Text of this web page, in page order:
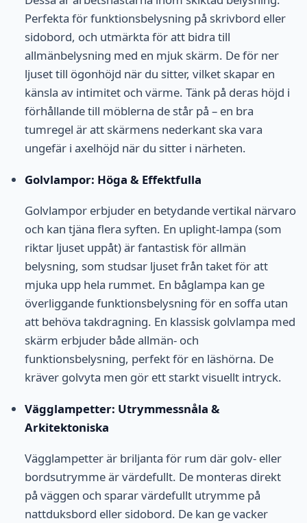
Perfekta för funktionsbelysning på skrivbord eller
sidobord, och utmärkta för att bidra till
allmänbelysning med en mjuk skärm. De för ner
ljuset till ögonhöjd när du sitter, vilket skapar en
känsla av intimitet och värme. Tänk på deras höjd i
förhållande till möblerna de står på – en bra
tumregel är att skärmens nederkant ska vara
ungefär i axelhöjd när du sitter i närheten.
Golvlampor: Höga & Effektfulla
Golvlampor erbjuder en betydande vertikal närvaro
och kan tjäna flera syften. En uplight-lampa (som
riktar ljuset uppåt) är fantastisk för allmän
belysning, som studsar ljuset från taket för att
mjuka upp hela rummet. En båglampa kan ge
överliggande funktionsbelysning för en soffa utan
att behöva takdragning. En klassisk golvlampa med
skärm erbjuder både allmän- och
funktionsbelysning, perfekt för en läshörna. De
kräver golvyta men gör ett starkt visuellt intryck.
Vägglampetter: Utrymmessnåla &
Arkitektoniska
Vägglampetter är briljanta för rum där golv- eller
bordsutrymme är värdefullt. De monteras direkt
på väggen och sparar värdefullt utrymme på
nattduksbord eller sidobord. De kan ge vacker